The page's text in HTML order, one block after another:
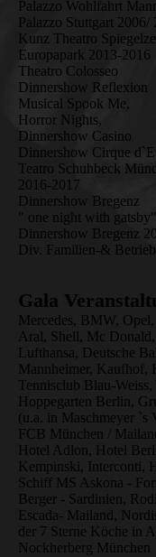
Palazzo Wohlfahrt
Palazzo Stuttgart 2006/
Kunz Theatro
Europapark 2013-2016
Theatro Colosseo
Dinnershow Reflexion
Musical Spook Me,
Horror Nights,
Dinnershow Casino
Dinnershow Cirque
Teatro Schuhbeck
2016-2017
Dinnershow Bregenz
" one night with
Dinnershow Bregenz
Div. Familien-&
Gala
Mercedes, BMW,
Aral, Shell, Mc
Lufthansa, Deutsche
Mannheimer, Kaufhof,
Tennisclub Blau-
Hoppegarten Berlin,
(u.a. in Maschmeyer `s
FCB München /
Hotel Adlon, Hotel
Kempinski, Interconti,
Schiff MS Askona -
Berger - Sardinien,
Escada- Mailand,
der 7 Sterne Köche in
Nockherberg München